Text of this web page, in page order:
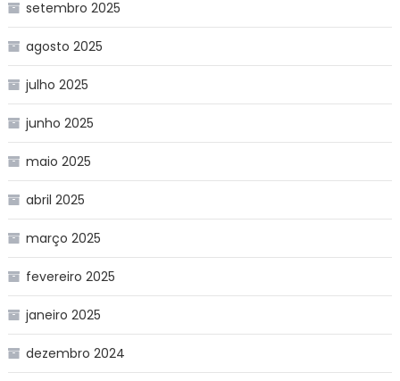
setembro 2025
agosto 2025
julho 2025
junho 2025
maio 2025
abril 2025
março 2025
fevereiro 2025
janeiro 2025
dezembro 2024